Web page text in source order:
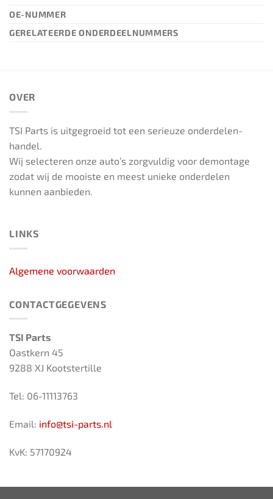
OE-NUMMER
GERELATEERDE ONDERDEELNUMMERS
OVER
TSI Parts is uitgegroeid tot een serieuze onderdelen-
handel.
Wij selecteren onze auto’s zorgvuldig voor demontage
zodat wij de mooiste en meest unieke onderdelen
kunnen aanbieden.
LINKS
Algemene voorwaarden
CONTACTGEGEVENS
TSI Parts
Oastkern 45
9288 XJ Kootstertille
Tel: 06-11113763
Email: info@tsi-parts.nl
KvK: 57170924